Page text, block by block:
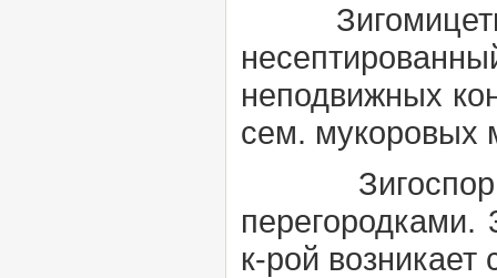
неподвижных
сем. мукоровых
Зигоспоры
перегородками.
к-рой